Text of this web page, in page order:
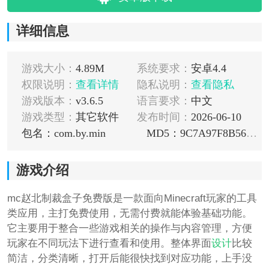
详细信息
游戏大小： 4.89M 系统要求： 安卓4.4
权限说明： 查看详情 隐私说明： 查看隐私
游戏版本： v3.6.5 语言要求： 中文
游戏类型： 其它软件 发布时间： 2026-06-10
包名：com.by.min
MD5：9C7A97F8B56C7FB12573A702C18B59A9
游戏介绍
mc赵北制裁盒子免费版是一款面向Minecraft玩家的工具
类应用，主打免费使用，无需付费就能体验基础功能。
它主要用于整合一些游戏相关的操作与内容管理，方便
玩家在不同玩法下进行查看和使用。整体界面设计比较
简洁，分类清晰，打开后能很快找到对应功能，上手没